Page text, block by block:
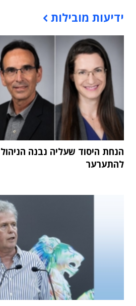
ידיעות מובילות
הנחת היסוד שעליה נבנה
להתערער